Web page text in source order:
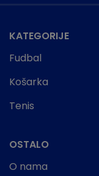
KATEGORIJE
Fudbal
Košarka
Tenis
OSTALO
O nama